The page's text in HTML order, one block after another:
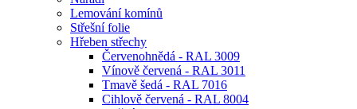
Lemování komínů
Střešní folie
Hřeben střechy
Červenohnědá - RAL 3009
Vínově červená - RAL 3011
Tmavě šedá - RAL 7016
Cihlově červená - RAL 8004